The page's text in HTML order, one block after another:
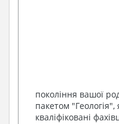
покоління вашої
пакетом
кваліфіковані